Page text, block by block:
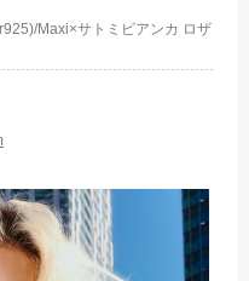
Maxi×サトミビアンカ ロザ